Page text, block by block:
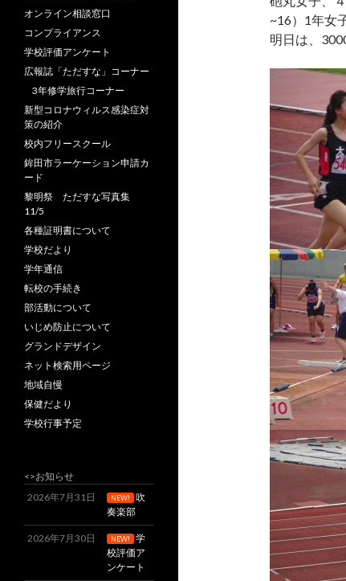
~16）1年
明日は、
オンライン相談窓口
コンプライアンス
学校評価アンケート
広報誌「ただすな」コーナー
3年修学旅行コーナー
新型コロナウィルス感染症対
策の紹介
校内フリースクール
鉾田市ラーケーション申請カ
ード
黎明祭 ただすな写真集
11/5
各種証明書について
学校だより
学年通信
転校の手続き
部活動について
いじめ防止について
グランドデザイン
ネット検索用ページ
地域自慢
保健だより
学校行事予定
<>お知らせ
2026年7月31日
NEW! 吹
奏楽部
2026年7月30日 NEW! 学
校評価ア
ンケート